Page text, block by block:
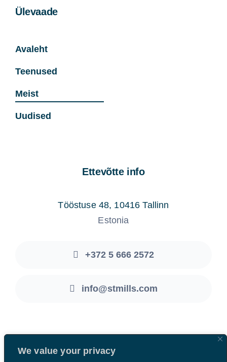
We value your privacy
Ülevaade
Avaleht
Teenused
Meist
Uudised
Ettevõtte info
Tööstuse 48, 10416 Tallinn
Estonia
+372 5 666 2572
info@stmills.com